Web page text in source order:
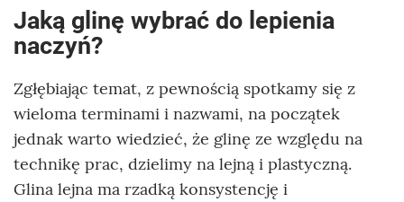
Jaką glinę wybrać do lepienia
naczyń?
Zgłębiając temat, z pewnością spotkamy się z
wieloma terminami i nazwami, na początek
jednak warto wiedzieć, że glinę ze względu na
technikę prac, dzielimy na lejną i plastyczną.
Glina lejna ma rzadką konsystencję i